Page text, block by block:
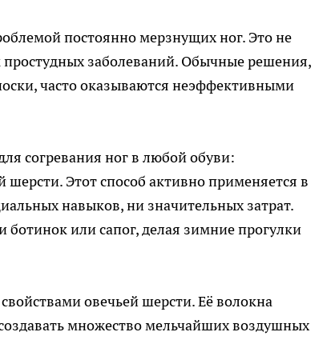
постоянно мерзнущих ног. Это не
простудных заболеваний. Обычные решения,
часто оказываются неэффективными
согревания ног в любой обуви:
Этот способ активно применяется в
навыков, ни значительных затрат.
ботинок или сапог, делая зимние прогулки
овечьей шерсти. Её волокна
множество мельчайших воздушных